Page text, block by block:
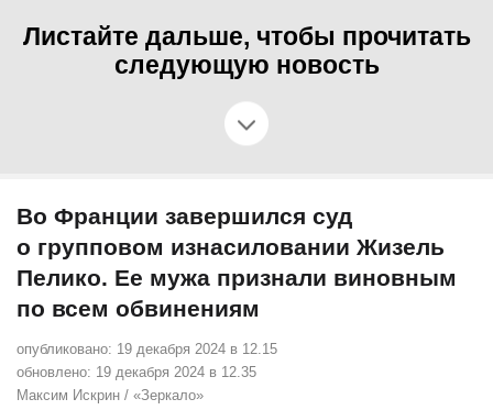
Листайте дальше, чтобы прочитать
следующую новость